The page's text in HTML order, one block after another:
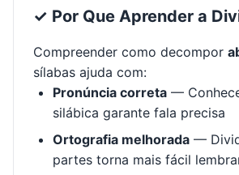
✓ Por Que Aprender a
Compreender como decompor
sílabas ajuda com:
Pronúncia correta —
silábica garante fala precisa
Ortografia melhorada —
partes torna mais fácil